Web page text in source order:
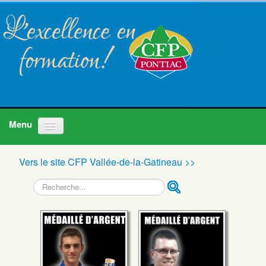
Accueil
Programmes
Nous joindre
Vers le site CFP Vallée-de-la-Gatineau >>
Recherche